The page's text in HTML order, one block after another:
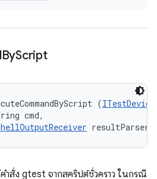
ByScript
(ITestDevice
cmd,
resultParser)
ำสั่ง gtest จากสคริปต์ชั่วคราว ในกรณี